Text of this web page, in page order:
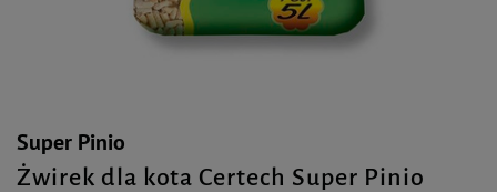
Super Pinio
Żwirek dla kota Certech Super Pinio